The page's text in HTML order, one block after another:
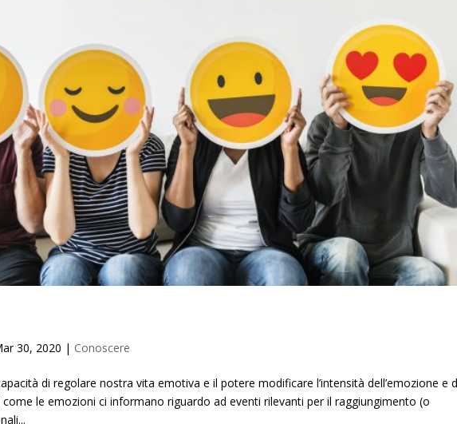
30, 2020 | Conoscere
di regolare nostra vita emotiva e il potere modificare l’intensità dell’emozione e
come le emozioni ci informano riguardo ad eventi rilevanti per il raggiungimento (o